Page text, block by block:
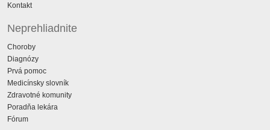
Kontakt
Neprehliadnite
Choroby
Diagnózy
Prvá pomoc
Medicínsky slovník
Zdravotné komunity
Poradňa lekára
Fórum